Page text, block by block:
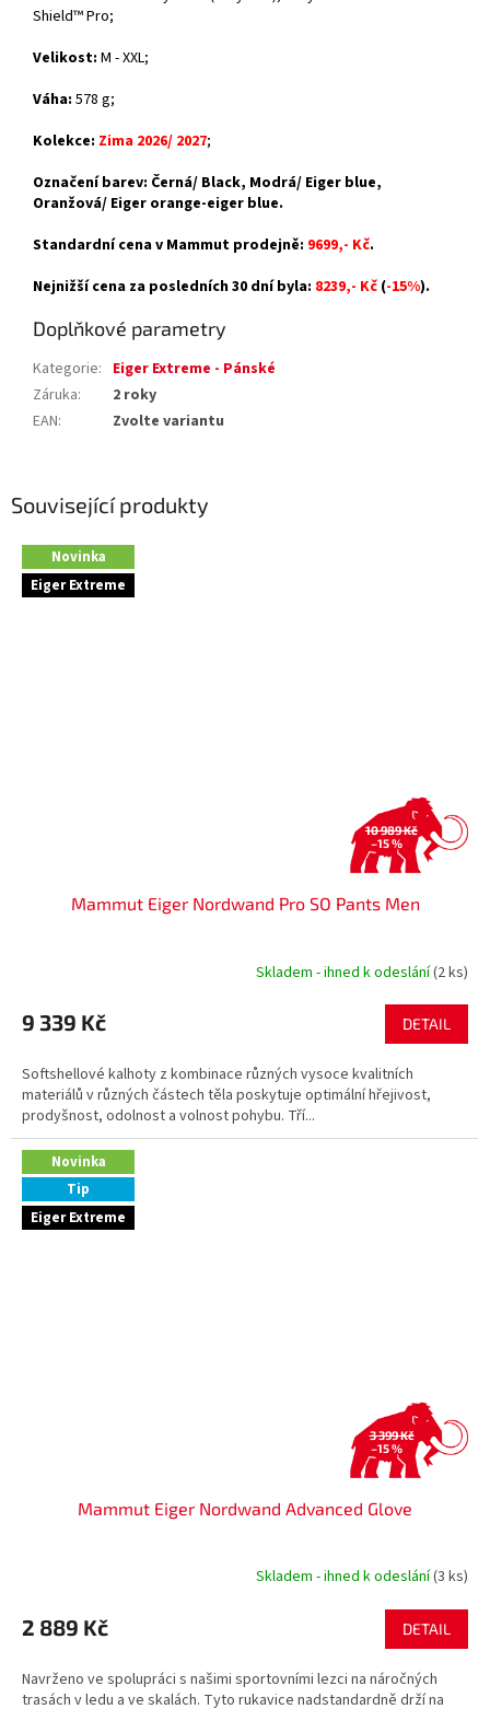
Související produkty
Novinka
Eiger Extreme
10 989 Kč
–15 %
Mammut Eiger Nordwand Pro SO Pants Men
Skladem - ihned k odeslání(2 ks)
9 339 Kč DETAIL
Softshellové kalhoty z kombinace různých vysoce kvalitních
materiálů v různých částech těla poskytuje optimální hřejivost,
prodyšnost, odolnost a volnost pohybu. Tří...
Novinka
Tip
Eiger Extreme
3 399 Kč
–15 %
Mammut Eiger Nordwand Advanced Glove
Skladem - ihned k odeslání(3 ks)
2 889 Kč DETAIL
Navrženo ve spolupráci s našimi sportovními lezci na náročných
trasách v ledu a ve skalách. Tyto rukavice nadstandardně drží na
Shield™ Pro;
Velikost: M - XXL;
Váha: 578 g;
Kolekce: Zima 2026/ 2027;
Označení barev: Černá/ Black, Modrá/ Eiger blue,
Oranžová/ Eiger orange-eiger blue.
Standardní cena v Mammut prodejně: 9699,- Kč.
Nejnižší cena za posledních 30 dní byla: 8239,- Kč (-15%).
Doplňkové parametry
Kategorie: Eiger Extreme - Pánské
Záruka:
2 roky
EAN: Zvolte variantu